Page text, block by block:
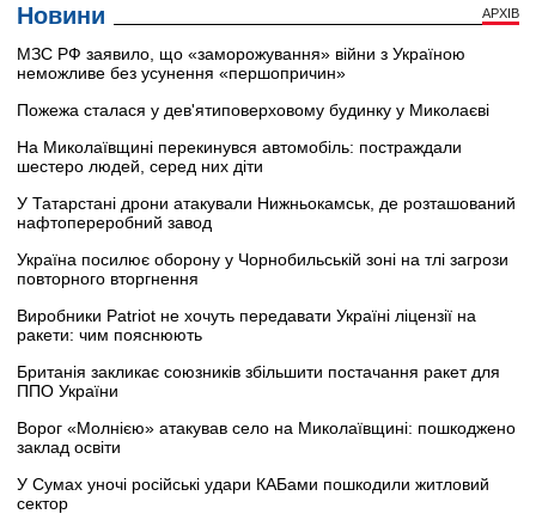
Новини АРХІВ
МЗС РФ заявило, що «заморожування» війни з Україною
неможливе без усунення «першопричин»
Пожежа сталася у дев'ятиповерховому будинку у Миколаєві
На Миколаївщині перекинувся автомобіль: постраждали
шестеро людей, серед них діти
У Татарстані дрони атакували Нижньокамськ, де розташований
нафтопереробний завод
Україна посилює оборону у Чорнобильській зоні на тлі загрози
повторного вторгнення
Виробники Patriot не хочуть передавати Україні ліцензії на
ракети: чим пояснюють
Британія закликає союзників збільшити постачання ракет для
ППО України
Ворог «Молнією» атакував село на Миколаївщині: пошкоджено
заклад освіти
У Сумах уночі російські удари КАБами пошкодили житловий
сектор